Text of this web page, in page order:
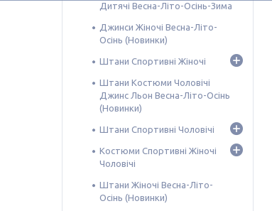
Дитячі Весна-Літо-Осінь-Зима
Джинси Жіночі Весна-Літо-
Осінь (Новинки)
Штани Спортивні Жіночі
Штани Костюми Чоловічі
Джинс Льон Весна-Літо-Осінь
(Новинки)
Штани Спортивні Чоловічі
Костюми Спортивні Жіночі
Чоловічі
Штани Жіночі Весна-Літо-
Осінь (Новинки)